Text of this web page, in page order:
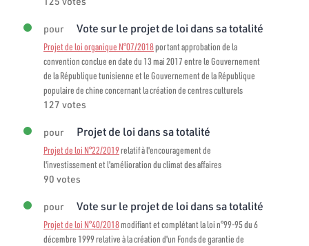
pour Vote sur le projet de loi dans sa totalité
Projet de loi organique N°07/2018portant approbation de la
convention conclue en date du 13 mai 2017 entre le Gouvernement
de la République tunisienne et le Gouvernement de la République
populaire de chine concernant la création de centres culturels
127 votes
pour Projet de loi dans sa totalité
Projet de loi N°22/2019relatif à l'encouragement de
l'investissement et l'amélioration du climat des affaires
90 votes
pour Vote sur le projet de loi dans sa totalité
Projet de loi N°40/2018modifiant et complétant la loi n°99-95 du 6
décembre 1999 relative à la création d'un Fonds de garantie de